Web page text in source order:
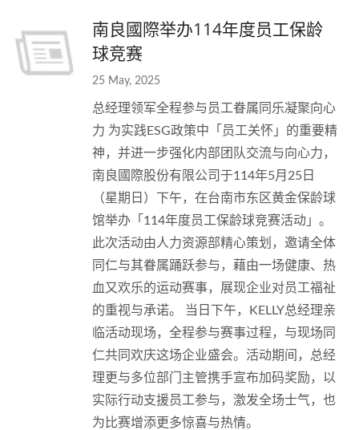
南良國際举办114年度员工保龄
球竞赛
25 May, 2025
总经理领军全程参与员工眷属同乐凝聚向心
力 为实践ESG政策中「员工关怀」的重要精
神，并进一步强化内部团队交流与向心力，
南良國際股份有限公司于114年5月25日
（星期日）下午，在台南市东区黄金保龄球
馆举办「114年度员工保龄球竞赛活动」。
此次活动由人力资源部精心策划，邀请全体
同仁与其眷属踊跃参与，藉由一场健康、热
血又欢乐的运动赛事，展现企业对员工福祉
的重视与承诺。 当日下午，KELLY总经理亲
临活动现场，全程参与赛事过程，与现场同
仁共同欢庆这场企业盛会。活动期间，总经
理更与多位部门主管携手宣布加码奖励，以
实际行动支援员工参与，激发全场士气，也
为比赛增添更多惊喜与热情。